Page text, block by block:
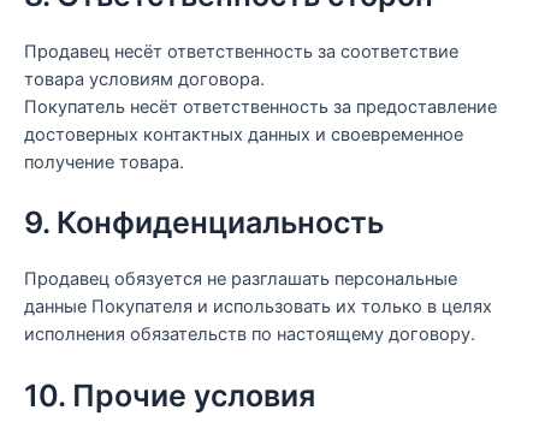
Продавец несёт ответственность за соответствие
товара условиям договора.
Покупатель несёт ответственность за предоставление
достоверных контактных данных и своевременное
получение товара.
9. Конфиденциальность
Продавец обязуется не разглашать персональные
данные Покупателя и использовать их только в целях
исполнения обязательств по настоящему договору.
10. Прочие условия